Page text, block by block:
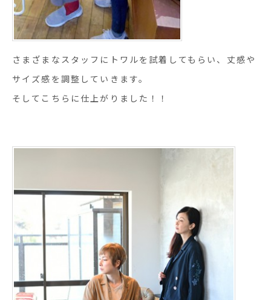
さまざまなスタッフにトワルを試着してもらい、丈感や
サイズ感を調整していきます。
そしてこちらに仕上がりました！！